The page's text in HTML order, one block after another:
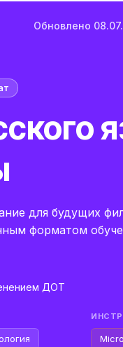
Обновлено
для будущих
форматом
ДОТ